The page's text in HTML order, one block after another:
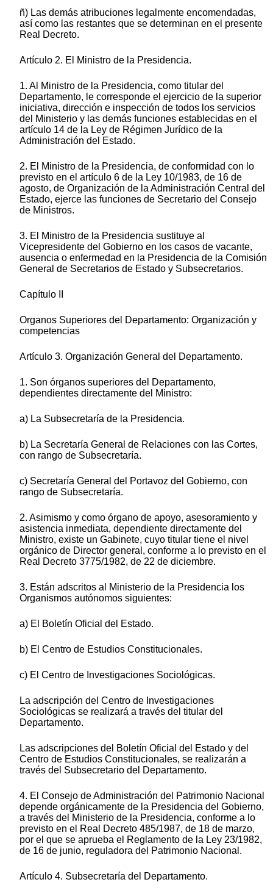
ñ) Las demás atribuciones legalmente encomendadas,
así como las restantes que se determinan en el presente
Real Decreto.
Artículo 2. El Ministro de la Presidencia.
1. Al Ministro de la Presidencia, como titular del
Departamento, le corresponde el ejercicio de la superior
iniciativa, dirección e inspección de todos los servicios
del Ministerio y las demás funciones establecidas en el
artículo 14 de la Ley de Régimen Jurídico de la
Administración del Estado.
2. El Ministro de la Presidencia, de conformidad con lo
previsto en el artículo 6 de la Ley 10/1983, de 16 de
agosto, de Organización de la Administración Central del
Estado, ejerce las funciones de Secretario del Consejo
de Ministros.
3. El Ministro de la Presidencia sustituye al
Vicepresidente del Gobierno en los casos de vacante,
ausencia o enfermedad en la Presidencia de la Comisión
General de Secretarios de Estado y Subsecretarios.
Capítulo II
Organos Superiores del Departamento: Organización y
competencias
Artículo 3. Organización General del Departamento.
1. Son órganos superiores del Departamento,
dependientes directamente del Ministro:
a) La Subsecretaría de la Presidencia.
b) La Secretaría General de Relaciones con las Cortes,
con rango de Subsecretaría.
c) Secretaría General del Portavoz del Gobierno, con
rango de Subsecretaría.
2. Asimismo y como órgano de apoyo, asesoramiento y
asistencia inmediata, dependiente directamente del
Ministro, existe un Gabinete, cuyo titular tiene el nivel
orgánico de Director general, conforme a lo previsto en el
Real Decreto 3775/1982, de 22 de diciembre.
3. Están adscritos al Ministerio de la Presidencia los
Organismos autónomos siguientes:
a) El Boletín Oficial del Estado.
b) El Centro de Estudios Constitucionales.
c) El Centro de Investigaciones Sociológicas.
La adscripción del Centro de Investigaciones
Sociológicas se realizará a través del titular del
Departamento.
Las adscripciones del Boletín Oficial del Estado y del
Centro de Estudios Constitucionales, se realizarán a
través del Subsecretario del Departamento.
4. El Consejo de Administración del Patrimonio Nacional
depende orgánicamente de la Presidencia del Gobierno,
a través del Ministerio de la Presidencia, conforme a lo
previsto en el Real Decreto 485/1987, de 18 de marzo,
por el que se aprueba el Reglamento de la Ley 23/1982,
de 16 de junio, reguladora del Patrimonio Nacional.
Artículo 4. Subsecretaría del Departamento.